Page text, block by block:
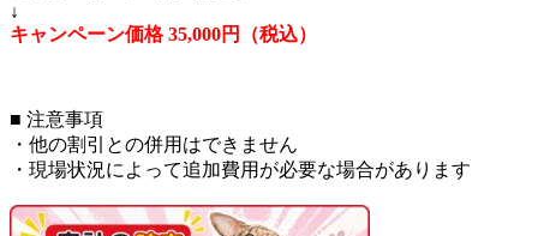
↓
キャンペーン価格 35,000円（税込）
■ 注意事項
・他の割引との併用はできません
・現場状況によって追加費用が必要な場合があります